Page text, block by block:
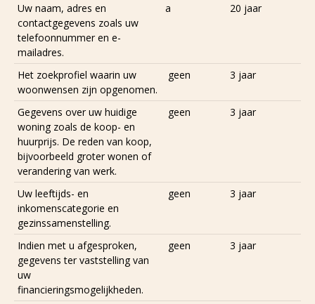
Uw naam, adres en
contactgegevens zoals uw
telefoonnummer en e-
mailadres.
a 20 jaar
Het zoekprofiel waarin uw
woonwensen zijn opgenomen.
geen 3 jaar
Gegevens over uw huidige
woning zoals de koop- en
huurprijs. De reden van koop,
bijvoorbeeld groter wonen of
verandering van werk.
geen 3 jaar
Uw leeftijds- en
inkomenscategorie en
gezinssamenstelling.
geen 3 jaar
Indien met u afgesproken,
gegevens ter vaststelling van
uw
financieringsmogelijkheden.
geen 3 jaar